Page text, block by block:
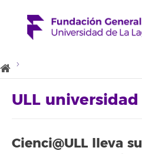
ULL universidad
Cienci@ULL lleva